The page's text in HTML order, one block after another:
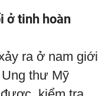
ở tinh hoàn
ra ở nam giới
thư Mỹ